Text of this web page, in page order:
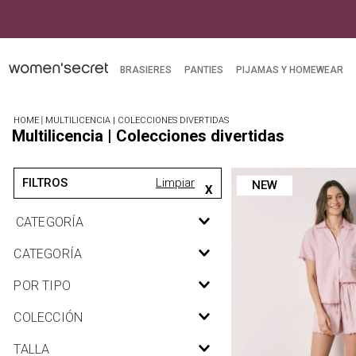
BRASIERES PANTIES PIJAMAS Y HOMEWEAR
MULTILICENCIA | COLECCIONES DIVERTIDAS
Multilicencia | Colecciones divertidas
MULTILICENCIA | COLECCIONES
DIVERTIDAS
Pijamas y homewear
CATEGORÍA
Pijamas largas
Neceseres
COLECCIÓN
Mafalda, Miffy, Garfield & Co
POR TIPO
Pijamas largas
Camisones
TALLA
NEW